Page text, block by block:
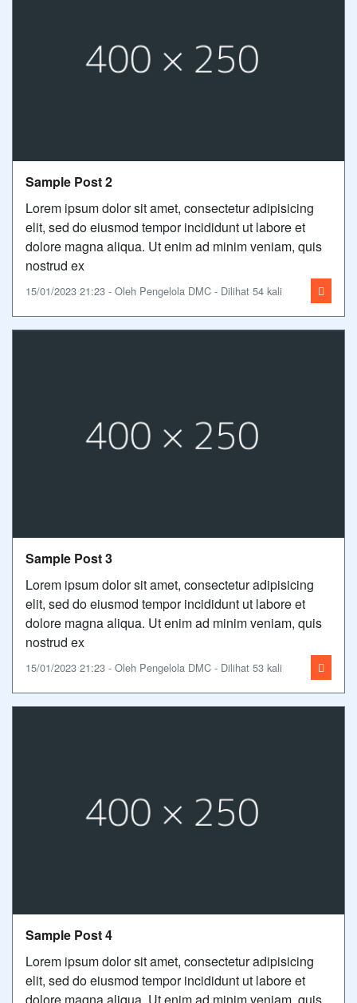
Sample Post 2
Lorem ipsum dolor sit amet, consectetur adipisicing
elit, sed do eiusmod tempor incididunt ut labore et
dolore magna aliqua. Ut enim ad minim veniam, quis
nostrud ex
15/01/2023 21:23 - Oleh Pengelola DMC - Dilihat 54 kali
Sample Post 3
Lorem ipsum dolor sit amet, consectetur adipisicing
elit, sed do eiusmod tempor incididunt ut labore et
dolore magna aliqua. Ut enim ad minim veniam, quis
nostrud ex
15/01/2023 21:23 - Oleh Pengelola DMC - Dilihat 53 kali
Sample Post 4
Lorem ipsum dolor sit amet, consectetur adipisicing
elit, sed do eiusmod tempor incididunt ut labore et